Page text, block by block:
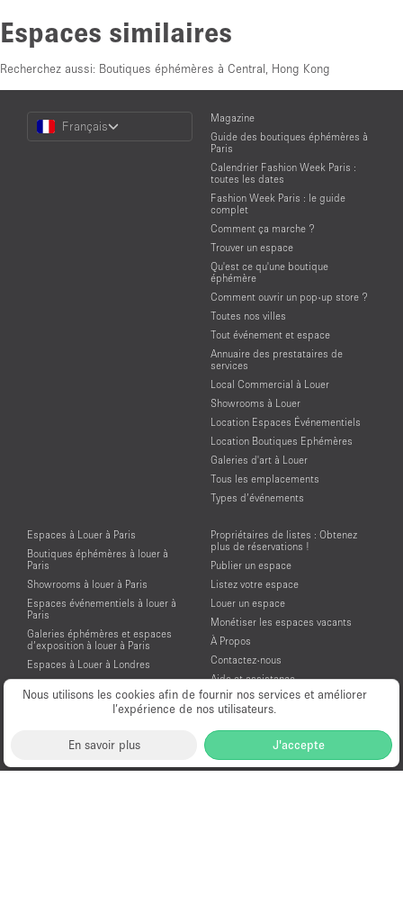
Nous utilisons les cookies afin de fournir nos services et améliorer
l’expérience de nos utilisateurs.
En savoir plus J'accepte
Espaces similaires
Recherchez aussi: Boutiques éphémères à Central, Hong Kong
Choose
Language
Français
Magazine
Guide des boutiques éphémères à
Paris
Calendrier Fashion Week Paris :
toutes les dates
Fashion Week Paris : le guide
complet
Comment ça marche ?
Trouver un espace
Qu'est ce qu'une boutique
éphémère
Comment ouvrir un pop-up store ?
Toutes nos villes
Tout événement et espace
Annuaire des prestataires de
services
Local Commercial à Louer
Showrooms à Louer
Location Espaces Événementiels
Location Boutiques Ephémères
Galeries d'art à Louer
Tous les emplacements
Types d’événements
Espaces à Louer à Paris
Boutiques éphémères à louer à
Paris
Showrooms à louer à Paris
Espaces événementiels à louer à
Paris
Galeries éphémères et espaces
d’exposition à louer à Paris
Espaces à Louer à Londres
Espaces à Louer à New York
Espaces à Louer à San Francisco
Espaces à Louer à Amsterdam
Propriétaires de listes : Obtenez
plus de réservations !
Publier un espace
Listez votre espace
Louer un espace
Monétiser les espaces vacants
À Propos
Contactez-nous
Aide et assistance
Conditions générales d'utilisation
Mentions légales
Politique de confidentialité